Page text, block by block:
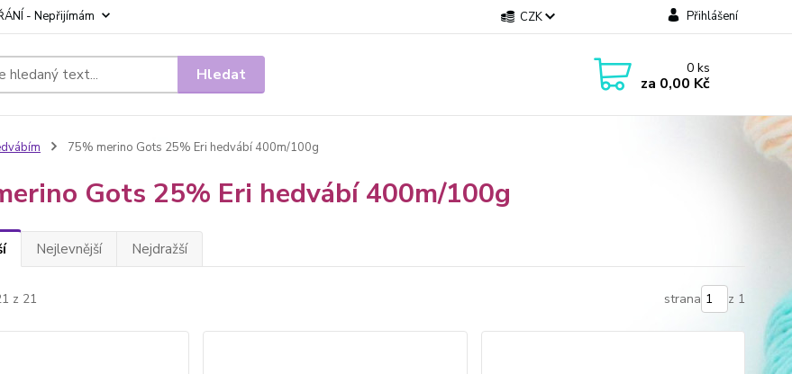
- Nepřijímám CZK Přihlášení
Hledat 0ks
za 0,00 Kč
75% merino Gots 25% Eri hedvábí 400m/100g
Gots 25% Eri hedvábí 400m/100g
Nejlevnější Nejdražší
z 21 strana z 1